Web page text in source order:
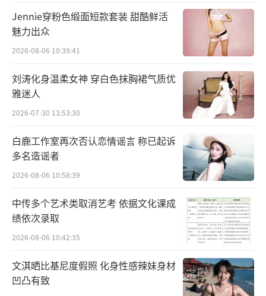
大张伟付航音乐秀好听又“好用”多元喜
剧形式送上纯粹快乐
秀《今夜喜友秀》，一登场便奠定节目的欢乐
基调，帮助观众“烦恼攒成球，畅快一脚踢
走”。大张伟与王勉合作的音乐秀，则凭借独
特鲜活的风格嗨翻全场，更在全网掀起“大笨d
ance”热潮。整期节目中，既有喜单老友重
聚，用密集笑点还原熟悉的喜单氛围；又有陈
妍希、黄晓明、沈月等重磅喜友跨界挑战单口
喜剧，碰撞出耳目一新的惊喜火花。此外，节
目创新融入Sketch、“今夜喜友趴”等多元喜
Jennie穿粉色缎面短款套装 甜酷鲜活
魅力出众
2026-08-06 10:39:41
刘涛化身温柔女神 穿白色抹胸裙气质优
雅迷人
2026-07-30 13:53:30
白鹿工作室再次否认恋情谣言 称已起诉
多名造谣者
2026-08-06 10:58:39
中传多个艺术类取消艺考 依据文化课成
绩依次录取
2026-08-06 10:42:35
文淇晒比基尼度假照 化身性感辣妹身材
凹凸有致